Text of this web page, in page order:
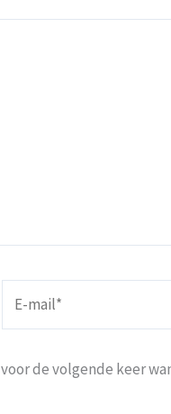
mail*
de volgende keer